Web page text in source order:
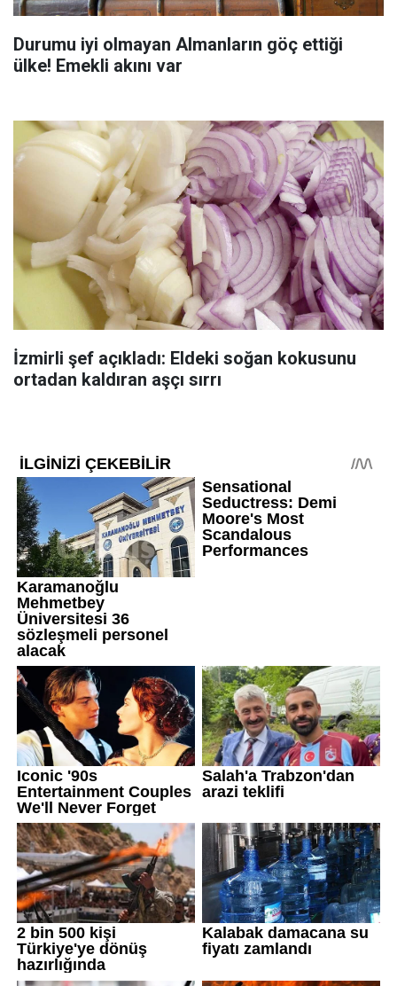
Durumu iyi olmayan Almanların göç ettiği
ülke! Emekli akını var
İzmirli şef açıkladı: Eldeki soğan kokusunu
ortadan kaldıran aşçı sırrı